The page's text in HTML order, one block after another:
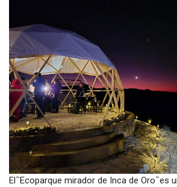
El¯Ecoparque mirador de Inca de Oro¯es